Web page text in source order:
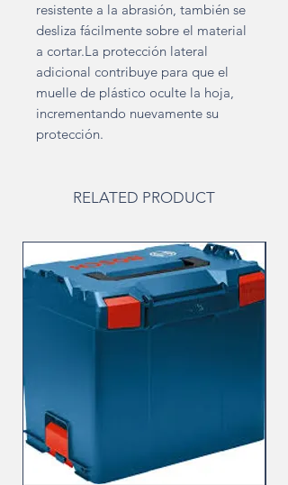
resistente a la abrasión, también se
desliza fácilmente sobre el material
a cortar.La protección lateral
adicional contribuye para que el
muelle de plástico oculte la hoja,
incrementando nuevamente su
protección.
RELATED PRODUCT